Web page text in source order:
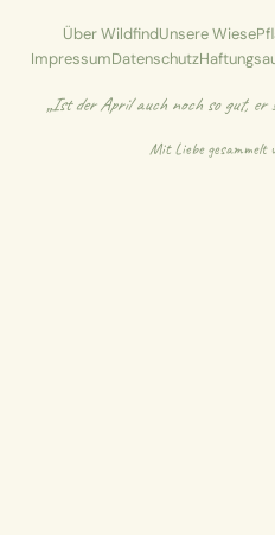
Über WildfindUnsere Wiese
ImpressumDatenschutz
„Ist der April auch noch so gut, er
Mit Liebe gesammelt